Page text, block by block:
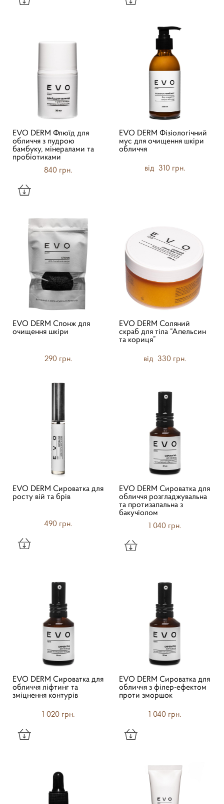
EVO DERM Флюїд для
обличчя з пудрою
бамбуку, мінералами та
пробіотиками
840 грн.
EVO DERM Фізіологічний
мус для очищення шкіри
обличчя
від 310 грн.
EVO DERM Спонж для
очищення шкіри
290 грн.
EVO DERM Соляний
скраб для тіла “Апельсин
та кориця”
від 330 грн.
EVO DERM Сироватка для
росту вій та брів
490 грн.
EVO DERM Сироватка для
обличчя розгладжувальна
та протизапальна з
бакучіолом
1 040 грн.
EVO DERM Сироватка для
обличчя ліфтинг та
зміцнення контурів
1 020 грн.
EVO DERM Сироватка для
обличчя з філер-ефектом
проти зморшок
1 040 грн.